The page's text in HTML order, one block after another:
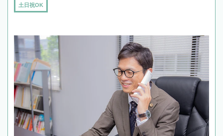
土日祝OK